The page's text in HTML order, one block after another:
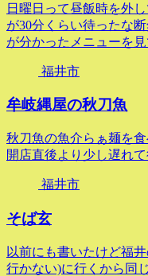
日曜日って昼飯時を外
が30分くらい待ったな
が分かったメニューを見
福井市
牟岐縄屋の秋刀魚
秋刀魚の魚介らぁ麺を
開店直後より少し遅れ
福井市
そば玄
以前にも書いたけど福
行かない)に行くから同